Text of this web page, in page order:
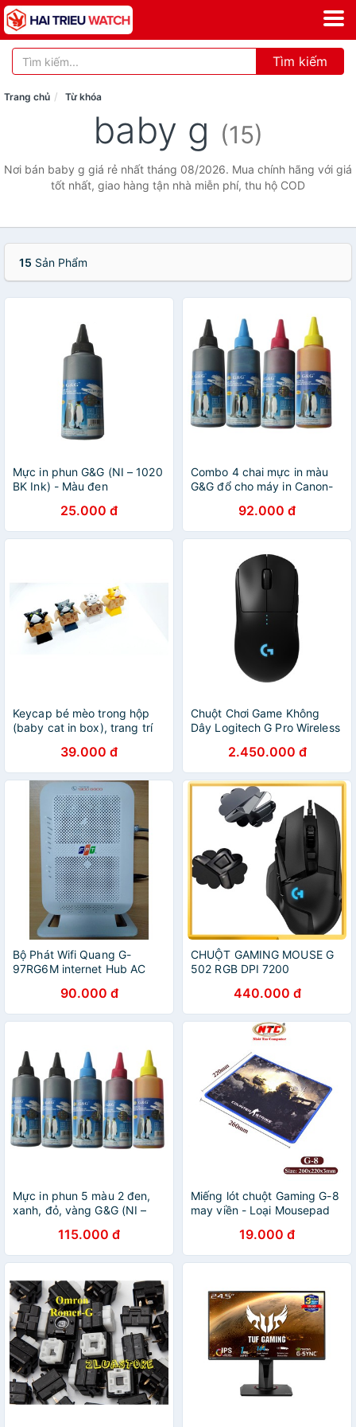
Tìm kiếm
Trang chủ Từ khóa
baby g (15)
Nơi bán baby g giá rẻ nhất tháng 08/2026. Mua chính hãng với giá
tốt nhất, giao hàng tận nhà miễn phí, thu hộ COD
15 Sản Phẩm
Mực in phun G&G (NI – 1020
BK Ink) - Màu đen
25.000 đ
Combo 4 chai mực in màu
G&G đổ cho máy in Canon-
92.000 đ
Keycap bé mèo trong hộp
(baby cat in box), trang trí
39.000 đ
Chuột Chơi Game Không
Dây Logitech G Pro Wireless
DPI - Hàng Chính Hãng
2.450.000 đ
Bộ Phát Wifi Quang G-
97RG6M internet Hub AC
Gigabit G-97RG6M Chính
Hãng (Cũ)
90.000 đ
CHUỘT GAMING MOUSE G
502 RGB DPI 7200
440.000 đ
Mực in phun 5 màu 2 đen,
xanh, đỏ, vàng G&G (NI –
máy Canon 6560, 6870,
6770, 7270
115.000 đ
Miếng lót chuột Gaming G-8
may viền - Loại Mousepad
19.000 đ